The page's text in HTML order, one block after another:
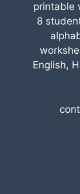
printable
8
English,